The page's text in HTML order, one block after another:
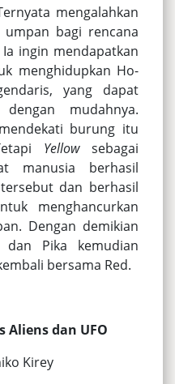
mengalahkan
bagi rencana
ingin mendapatkan
menghidupkan Ho-
yang dapat
mudahnya.
burung itu
Yellowsebagai
manusia berhasil
dan berhasil
menghancurkan
Dengan demikian
Pika kemudian
bersama Red.
Aliens dan UFO
Kirey